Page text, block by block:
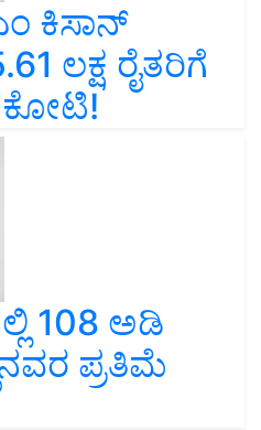
ಕಿಸಾನ್
ಲಕ್ಷ ರೈತರಿಗೆ
ಕೋಟಿ!
108 ಅಡಿ
ಪ್ರತಿಮೆ